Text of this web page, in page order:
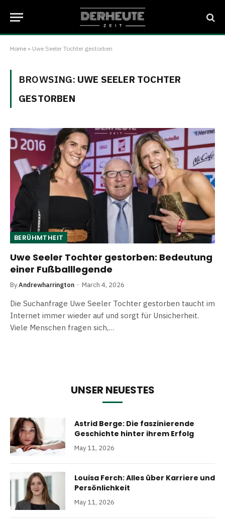
Home » Uwe Seeler Tochter gestorben
BROWSING: UWE SEELER TOCHTER
GESTORBEN
BERÜHMTHEIT
Uwe Seeler Tochter gestorben: Bedeutung
einer Fußballlegende
ByAndrewharrington March 4, 2026
Die Suchanfrage Uwe Seeler Tochter gestorben taucht im
Internet immer wieder auf und sorgt für Unsicherheit.
Viele Menschen fragen sich,…
UNSER NEUESTES
Astrid Berge: Die faszinierende
Geschichte hinter ihrem Erfolg
May 11, 2026
Louisa Ferch: Alles über Karriere und
Persönlichkeit
May 11, 2026